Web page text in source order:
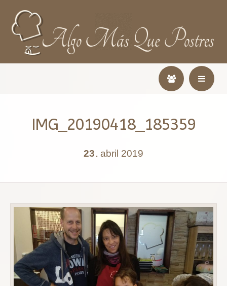
IMG_20190418_185359
23 . abril 2019